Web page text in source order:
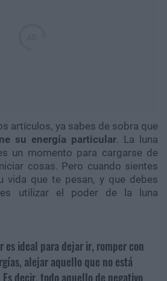
artículos, ya sabes de sobra que
su energía particular. La luna
un momento para cargarse de
cosas. Pero cuando sientes
vida que te pesan, y que debes
utilizar el poder de la luna
es ideal para dejar ir, romper con
alejar aquello que no está
decir, todo aquello de negativo